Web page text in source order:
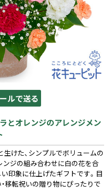
ルで送る
ラとオレンジのアレンジメン
けた、シンプルでボリュームの
ンジの組み合わせに白の花を合
印象に仕上げたギフトです。目
移転祝いの贈り物にぴったりで